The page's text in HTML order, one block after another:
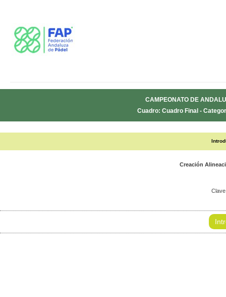
CAMPEONATO DE
Cuadro: Cuadro Final -
Creación